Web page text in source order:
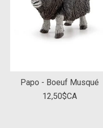
Papo - Boeuf Musqué
12,50$CA